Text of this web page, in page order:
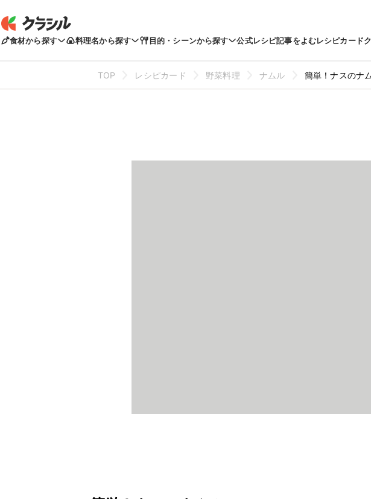
食材から探す 料理名から探す 目的・シーンから探す 公式レシピ記事をよむレシピカード
TOP レシピカード 野菜料理 ナムル 簡単！ナスのナ